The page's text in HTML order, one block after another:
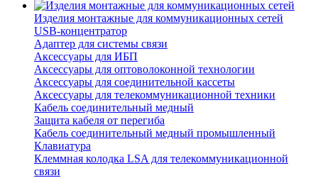
Изделия монтажные для коммуникационных сетей
USB-концентратор
Адаптер для системы связи
Аксессуары для ИБП
Аксессуары для оптоволоконной технологии
Аксессуары для соединительной кассеты
Аксессуары для телекоммуникационной техники
Кабель соединительный медный
Защита кабеля от перегиба
Кабель соединительный медный промышленный
Клавиатура
Клеммная колодка LSA для телекоммуникационной
связи